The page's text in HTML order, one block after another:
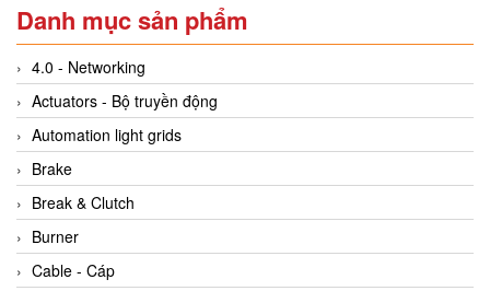
Danh mục sản phẩm
4.0 - Networking
Actuators - Bộ truyền động
Automation light grids
Brake
Break & Clutch
Burner
Cable - Cáp